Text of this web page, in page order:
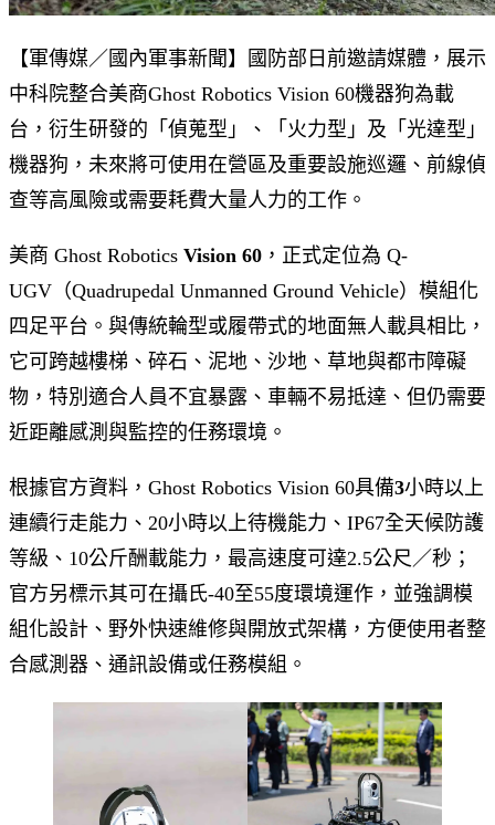
【軍傳媒／國內軍事新聞】國防部日前邀請媒體，展示
中科院整合美商Ghost Robotics Vision 60機器狗為載
台，衍生研發的「偵蒐型」、「火力型」及「光達型」
機器狗，未來將可使用在營區及重要設施巡邏、前線偵
查等高風險或需要耗費大量人力的工作。
美商 Ghost Robotics Vision 60 ，正式定位為 Q-
UGV（Quadrupedal Unmanned Ground Vehicle）模組化
四足平台。與傳統輪型或履帶式的地面無人載具相比，
它可跨越樓梯、碎石、泥地、沙地、草地與都市障礙
物，特別適合人員不宜暴露、車輛不易抵達、但仍需要
近距離感測與監控的任務環境。
根據官方資料，Ghost Robotics Vision 60具備3小時以上
連續行走能力、20小時以上待機能力、IP67全天候防護
等級、10公斤酬載能力，最高速度可達2.5公尺／秒；
官方另標示其可在攝氏-40至55度環境運作，並強調模
組化設計、野外快速維修與開放式架構，方便使用者整
合感測器、通訊設備或任務模組。